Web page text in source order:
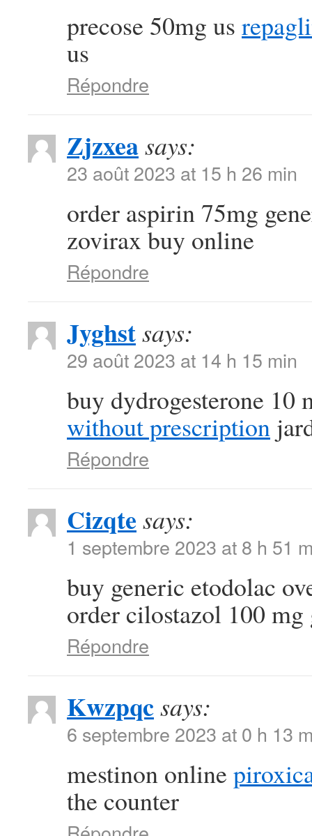
precose 50mg us
us
Répondre
Zjzxeasays:
23 août 2023 at 15 h 26 min
order aspirin 75mg
zovirax buy online
Répondre
Jyghstsays:
29 août 2023 at 14 h 15 min
buy dydrogesterone 10
without prescription
Répondre
Cizqte says:
1 septembre 2023 at 8 h 51
buy generic etodolac
order cilostazol 100 mg
Répondre
Kwzpqcsays:
6 septembre 2023 at 0 h 13
mestinon online
the counter